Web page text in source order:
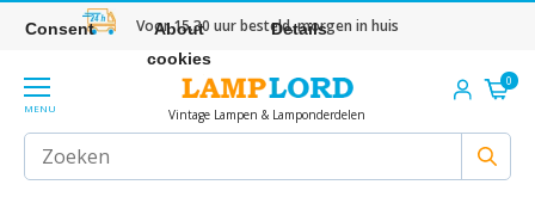
Voor 15.30 uur besteld, morgen in huis
MENU Vintage Lampen & Lamponderdelen
0
Consent
About
cookies
Details